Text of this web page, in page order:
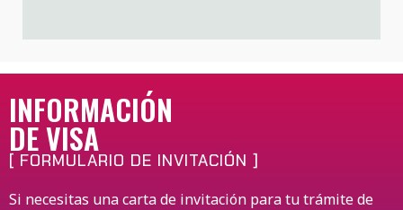
INFORMACIÓN
DE VISA
[ FORMULARIO DE INVITACIÓN ]
Si necesitas una carta de invitación para tu trámite de